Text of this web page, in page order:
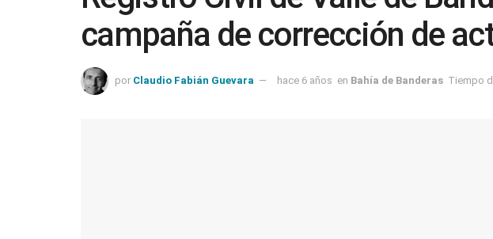
campaña de corrección de
por Claudio Fabián Guevara hace 6 años en Bahía de Banderas Tiempo